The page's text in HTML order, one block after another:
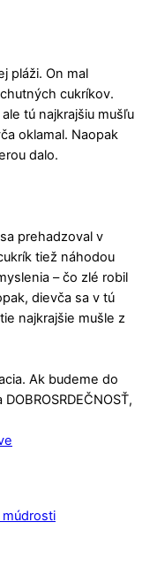
pláži. On mal
cukríkov.
tú najkrajšiu mušľu
oklamal. Naopak
dalo.⁠
prehadzoval v
tiež náhodou
– čo zlé robil
dievča sa v tú
najkrajšie mušle z
Ak budeme do